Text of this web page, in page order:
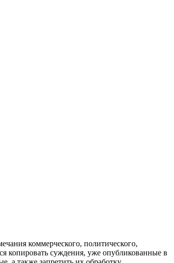
коммерческого, политического,
копировать суждения, уже опубликованные в